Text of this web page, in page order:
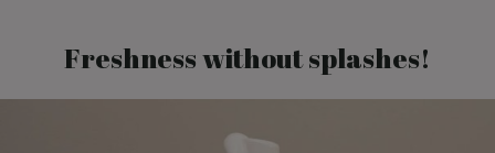
Freshness without splashes!